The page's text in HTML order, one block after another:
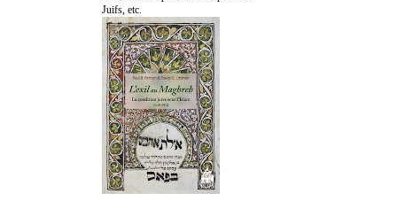
Juifs, etc.